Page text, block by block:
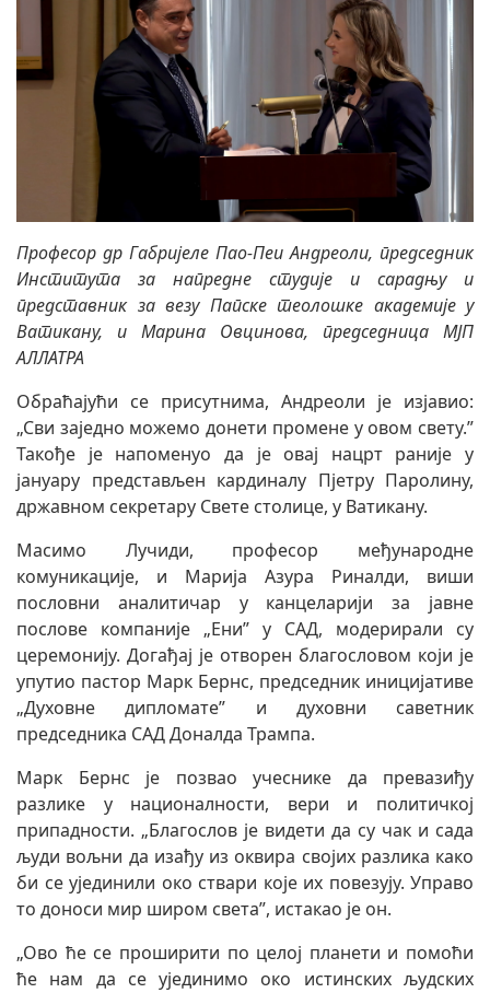
Професор др Габријеле Пао-Пеи Андреоли, председник
Института за напредне студије и сарадњу и
представник за везу Папске теолошке академије у
Ватикану, и Марина Овцинова, председница МЈП
АЛЛАТРА
Обраћајући се присутнима, Андреоли је изјавио:
„Сви заједно можемо донети промене у овом свету.”
Такође је напоменуо да је овај нацрт раније у
јануару представљен кардиналу Пјетру Паролину,
државном секретару Свете столице, у Ватикану.
Масимо Лучиди, професор међународне
комуникације, и Марија Азура Риналди, виши
пословни аналитичар у канцеларији за јавне
послове компаније „Ени” у САД, модерирали су
церемонију. Догађај је отворен благословом који је
упутио пастор Марк Бернс, председник иницијативе
„Духовне дипломате” и духовни саветник
председника САД Доналда Трампа.
Марк Бернс је позвао учеснике да превазиђу
разлике у националности, вери и политичкој
припадности. „Благослов је видети да су чак и сада
људи вољни да изађу из оквира својих разлика како
би се ујединили око ствари које их повезују. Управо
то доноси мир широм света”, истакао је он.
„Ово ће се проширити по целој планети и помоћи
ће нам да се ујединимо око истинских људских